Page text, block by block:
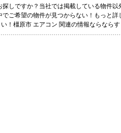
しですか？当社では掲載している物件以
ご希望の物件が見つからない！もっと
！橿原市 エアコン 関連の情報ならなら